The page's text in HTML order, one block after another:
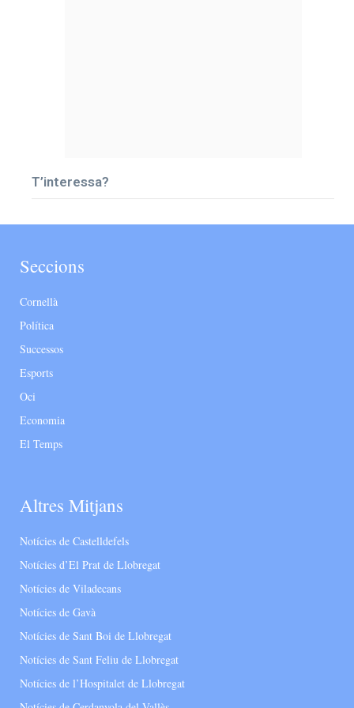
T’interessa?
Seccions
Cornellà
Política
Successos
Esports
Oci
Economia
El Temps
Altres Mitjans
Notícies de Castelldefels
Notícies d’El Prat de Llobregat
Notícies de Viladecans
Notícies de Gavà
Notícies de Sant Boi de Llobregat
Notícies de Sant Feliu de Llobregat
Notícies de l’Hospitalet de Llobregat